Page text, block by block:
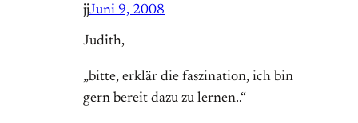
jjJuni 9, 2008
Judith,
„bitte, erklär die faszination, ich bin
gern bereit dazu zu lernen..“